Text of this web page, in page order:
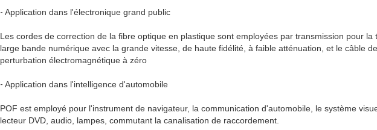
- Application dans l'électronique grand public
Les cordes de correction de la fibre optique en plastique sont employées par transmission pour la
large bande numérique avec la grande vitesse, de haute fidélité, à faible atténuation, et le câble
perturbation électromagnétique à zéro
- Application dans l'intelligence d'automobile
POF est employé pour l'instrument de navigateur, la communication d'automobile, le système
lecteur DVD, audio, lampes, commutant la canalisation de raccordement.